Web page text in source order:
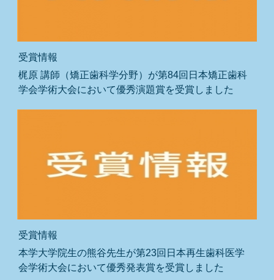
受賞情報
梶原 講師（矯正歯科学分野）が第84回日本矯正歯科
学会学術大会において優秀演題賞を受賞しました
受賞情報
本学大学院生の熊谷先生が第23回日本再生歯科医学
会学術大会において優秀発表賞を受賞しました